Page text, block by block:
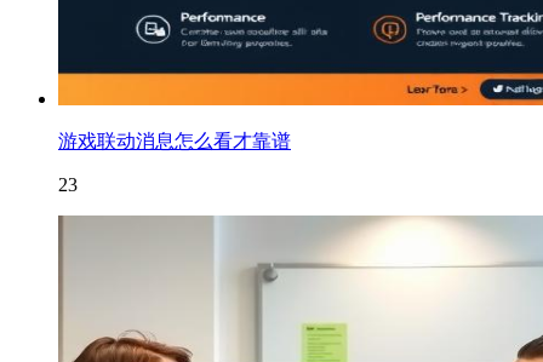
游戏联动消息怎么看才靠谱
23